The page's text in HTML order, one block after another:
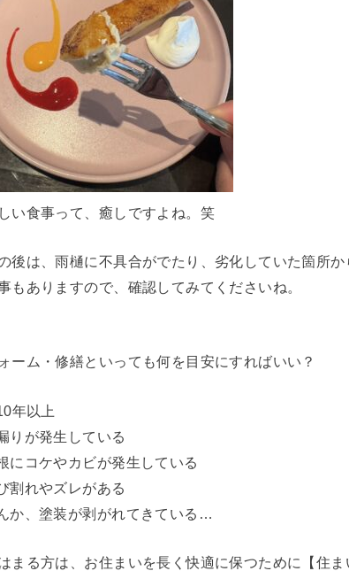
い食事って、癒しですよね。笑
後は、雨樋に不具合がでたり、劣化していた箇所
もありますので、確認してみてくださいね。
ーム・修繕といっても何を目安にすればいい？
年以上
りが発生している
にコケやカビが発生している
割れやズレがある
か、塗装が剥がれてきている…
まる方は、お住まいを長く快適に保つために【住